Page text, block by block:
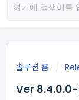
솔루션 홈
Ver